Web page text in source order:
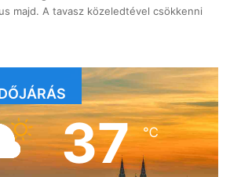
majd. A tavasz közeledtével csökkenni
37℃